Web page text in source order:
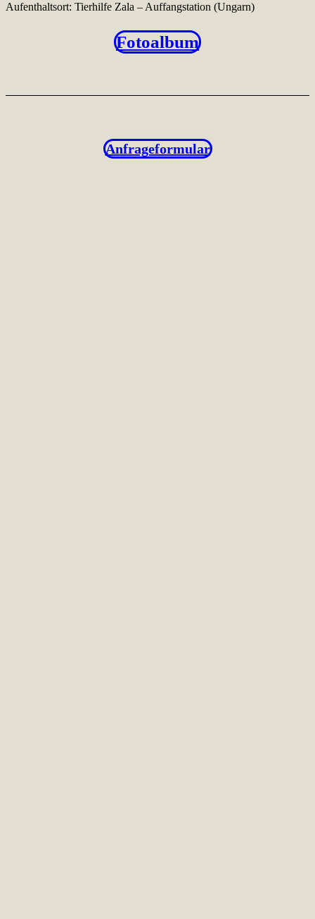
Aufenthaltsort: Tierhilfe Zala – Auffangstation (Ungarn)
Fotoalbum
Anfrageformular